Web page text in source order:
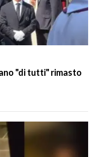
"di tutti" rimasto